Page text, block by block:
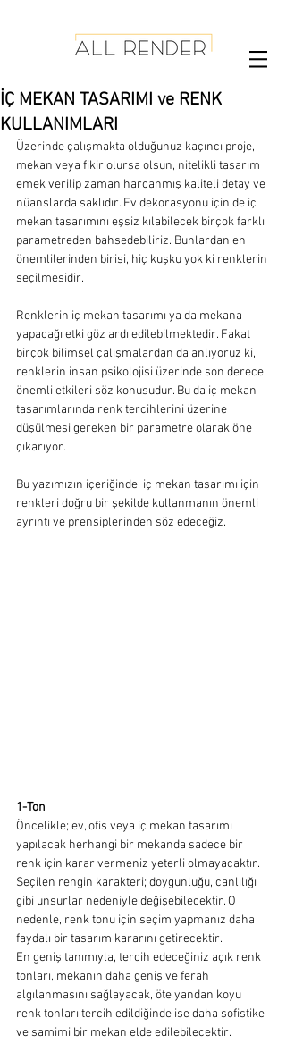
İÇ MEKAN TASARIMI ve RENK
KULLANIMLARI
Üzerinde çalışmakta olduğunuz kaçıncı proje,
mekan veya fikir olursa olsun, nitelikli tasarım
emek verilip zaman harcanmış kaliteli detay ve
nüanslarda saklıdır. Ev dekorasyonu için de iç
mekan tasarımını eşsiz kılabilecek birçok farklı
parametreden bahsedebiliriz. Bunlardan en
önemlilerinden birisi, hiç kuşku yok ki renklerin
seçilmesidir.
Renklerin iç mekan tasarımı ya da mekana
yapacağı etki göz ardı edilebilmektedir. Fakat
birçok bilimsel çalışmalardan da anlıyoruz ki,
renklerin insan psikolojisi üzerinde son derece
önemli etkileri söz konusudur. Bu da iç mekan
tasarımlarında renk tercihlerini üzerine
düşülmesi gereken bir parametre olarak öne
çıkarıyor.
Bu yazımızın içeriğinde, iç mekan tasarımı için
renkleri doğru bir şekilde kullanmanın önemli
ayrıntı ve prensiplerinden söz edeceğiz.
1-Ton
Öncelikle; ev, ofis veya iç mekan tasarımı
yapılacak herhangi bir mekanda sadece bir
renk için karar vermeniz yeterli olmayacaktır.
Seçilen rengin karakteri; doygunluğu, canlılığı
gibi unsurlar nedeniyle değişebilecektir. O
nedenle, renk tonu için seçim yapmanız daha
faydalı bir tasarım kararını getirecektir.
En geniş tanımıyla, tercih edeceğiniz açık renk
tonları, mekanın daha geniş ve ferah
algılanmasını sağlayacak, öte yandan koyu
renk tonları tercih edildiğinde ise daha sofistike
ve samimi bir mekan elde edilebilecektir.